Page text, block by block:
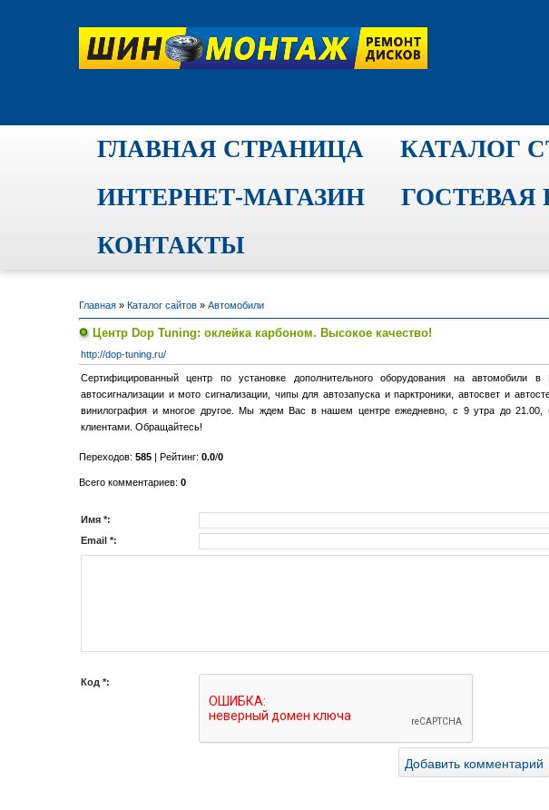
ГЛАВНАЯ СТРАНИЦА КАТАЛОГ
ИНТЕРНЕТ-МАГАЗИН
ГОСТЕВАЯ
КОНТАКТЫ
Главная » Каталог сайтов » Автомобили
Центр Dop Tuning: оклейка карбоном. Высокое качество!
http://dop-tuning.ru/
Сертифицированный центр по установке дополнительного оборудования на
автосигнализации и мото сигнализации, чипы для автозапуска и парктроники, автосвет и
винилография и многое другое. Мы ждем Вас в нашем центре ежедневно, с 9 утра до 21.00,
клиентами. Обращайтесь!
Переходов: 585 | Рейтинг: 0.0/0
Всего комментариев: 0
Имя *:
Email *:
Код *: